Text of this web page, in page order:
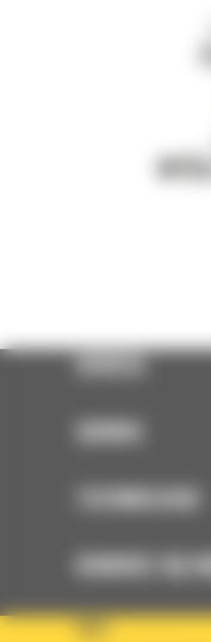
OFERTA
SERWIS
TECHNOLOGIE
DOWIEDZ SIĘ
KRAJ